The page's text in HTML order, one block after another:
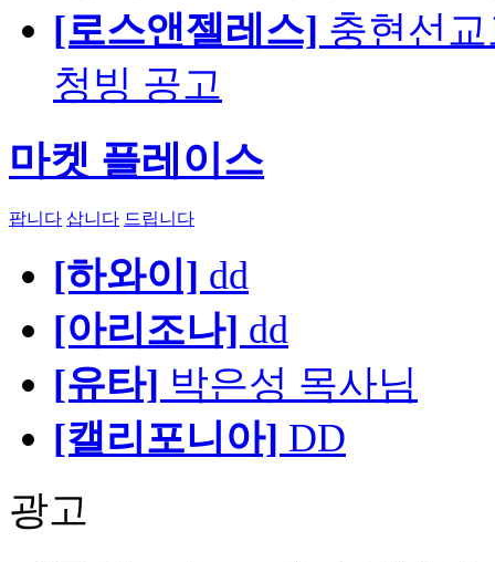
[로스앤젤레스] 충현선
청빙 공고
마켓 플레이스
팝니다 삽니다 드립니다
[하와이] dd
[아리조나] dd
[유타] 박은성 목사님
[캘리포니아] DD
광고